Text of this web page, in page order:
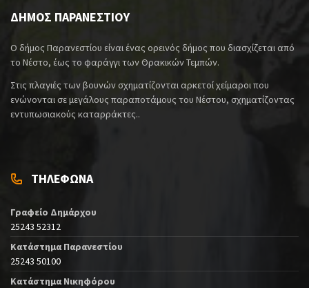
ΔΗΜΟΣ ΠΑΡΑΝΕΣΤΙΟΥ
Ο δήμος Παρανεστίου είναι ένας ορεινός δήμος που διασχίζεται από
το Νέστο, έως το φαράγγι των Θρακικών Τεμπών.
Στις πλαγιές των βουνών σχηματίζονται αρκετοί χείμαροι που
ενώνονται σε μεγάλους παραποτάμους του Νέστου, σχηματίζοντας
εντυπωσιακούς καταρράκτες..
ΤΗΛΕΦΩΝΑ
Γραφείο Δημάρχου
25243 52312
Κατάστημα Παρανεστίου
25243 50100
Κατάστημα Νικηφόρου